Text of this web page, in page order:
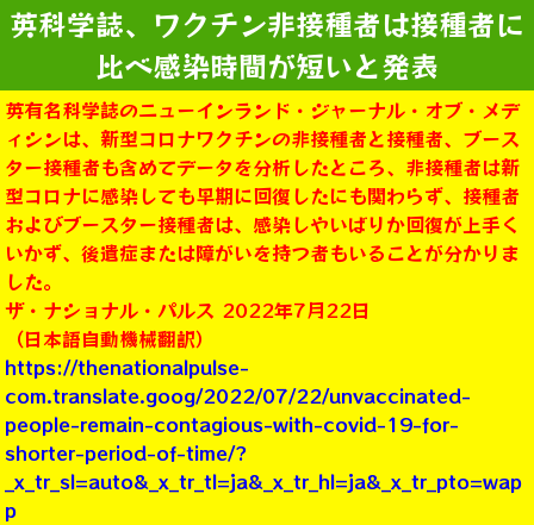
英科学誌、ワクチン非接種者は接種者に
比べ感染時間が短いと発表
英有名科学誌のニューインランド・ジャーナル・オブ・メデ
ィシンは、新型コロナワクチンの非接種者と接種者、ブース
ター接種者も含めてデータを分析したところ、非接種者は新
型コロナに感染しても早期に回復したにも関わらず、接種者
およびブースター接種者は、感染しやいばりか回復が上手く
いかず、後遺症または障がいを持つ者もいることが分かりま
した。
ザ・ナショナル・パルス 2022年7月22日
（日本語自動機械翻訳）
https://thenationalpulse-
com.translate.goog/2022/07/22/unvaccinated-
people-remain-contagious-with-covid-19-for-
shorter-period-of-time/?
_x_tr_sl=auto&_x_tr_tl=ja&_x_tr_hl=ja&_x_tr_pto=wap
p